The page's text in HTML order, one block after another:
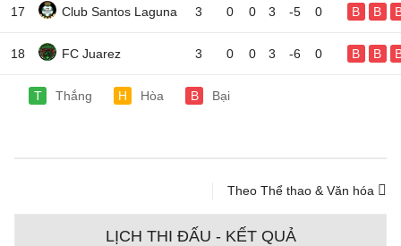
17 Club Santos Laguna 3 0 0 3 -5 0 B B
18 FC Juarez 3 0 0 3 -6 0 B B
T Thắng H Hòa B Bại
Theo Thể thao & Văn hóa
LỊCH THI ĐẤU - KẾT QUẢ